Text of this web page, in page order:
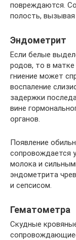
повреждаются.
полость,
Эндометрит
Если белые
родов, то в
гниение может
воспаление
задержки
вине
органов.
Появление
сопровождается
молока и
эндометрита
и сепсисом.
Гематометра
Скудные